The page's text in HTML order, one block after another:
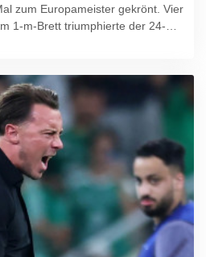
zum Europameister gekrönt. Vier
1-m-Brett triumphierte der 24-
3-m-Brett. Mit 506,80 Punkten ließ
Houlden (474,90) hinter sich
Erfolg von 2023.